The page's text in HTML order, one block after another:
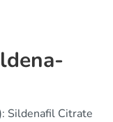
Sildenafil Citrate